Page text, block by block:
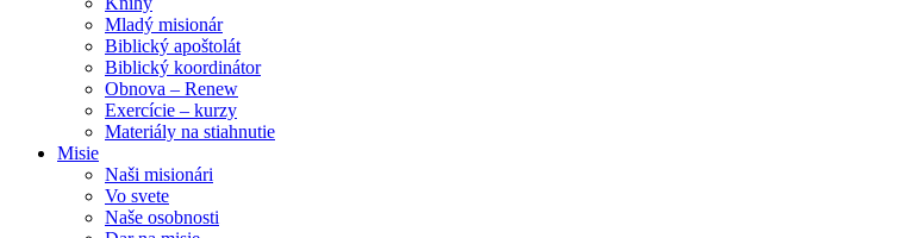
Mladý misionár
Biblický apoštolát
Biblický koordinátor
Obnova – Renew
Exercície – kurzy
Materiály na stiahnutie
Misie
Naši misionári
Vo svete
Naše osobnosti